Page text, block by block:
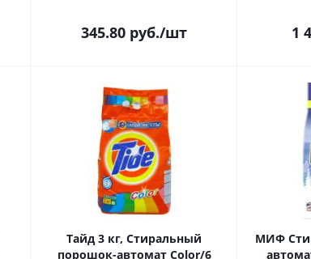
345.80 руб./шт 1
Тайд 3 кг, Стиральный
порошок-автомат Color/6
МИФ